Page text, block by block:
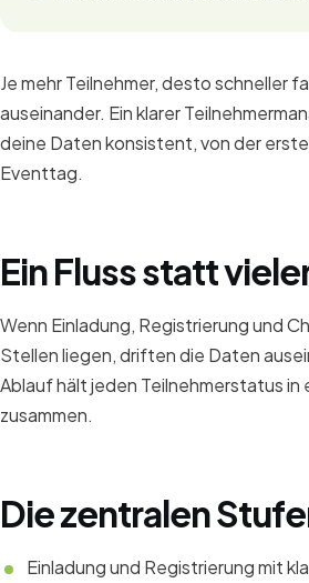
Je mehr Teilnehmer, desto schneller
auseinander. Ein klarer
deine Daten konsistent, von der
Eventtag.
Ein Fluss statt
Wenn Einladung, Registrierung und
Stellen liegen, driften die Daten
Ablauf hält jeden Teilnehmerstatus in
zusammen.
Die zentralen
Einladung und Registrierung mit